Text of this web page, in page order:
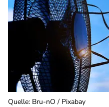
Quelle: Bru-nO / Pixabay